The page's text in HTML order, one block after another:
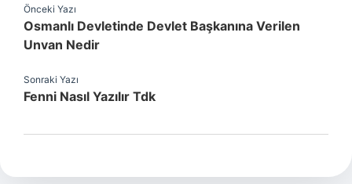
Önceki Yazı
Osmanlı Devletinde Devlet Başkanına Verilen
Unvan Nedir
Sonraki Yazı
Fenni Nasıl Yazılır Tdk